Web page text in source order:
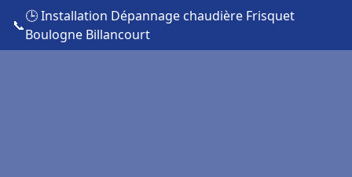
📞
🕒 Installation Dépannage chaudière Frisquet
Boulogne Billancourt